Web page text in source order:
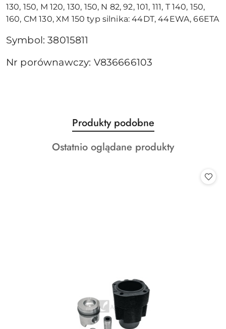
130, 150, M 120, 130, 150, N 82, 92, 101, 111, T 140, 150,
160, CM 130, XM 150 typ silnika: 44DT, 44EWA, 66ETA
Symbol: 38015811
Nr porównawczy: V836666103
Pomiń karuzelę produktów
Produkty
o
statusie:
Produkty podobne
Produkty
Ostatnio oglądane produkty